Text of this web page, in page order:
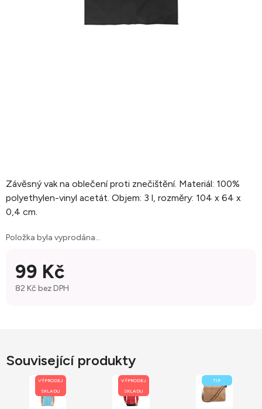
Závěsný vak na oblečení proti znečištění. Materiál: 100%
polyethylen-vinyl acetát. Objem: 3 l, rozměry: 104 x 64 x
0,4 cm.
Položka byla vyprodána…
99 Kč
82 Kč bez DPH
Související produkty
VÝPRODEJ
SKLADU
VÝPRODEJ
SKLADU
TIP